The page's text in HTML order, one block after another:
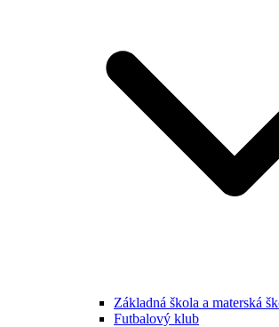
Základná škola a materská
Futbalový klub